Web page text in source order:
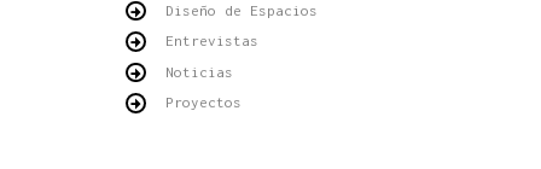
Diseño de Espacios
Entrevistas
Noticias
Proyectos